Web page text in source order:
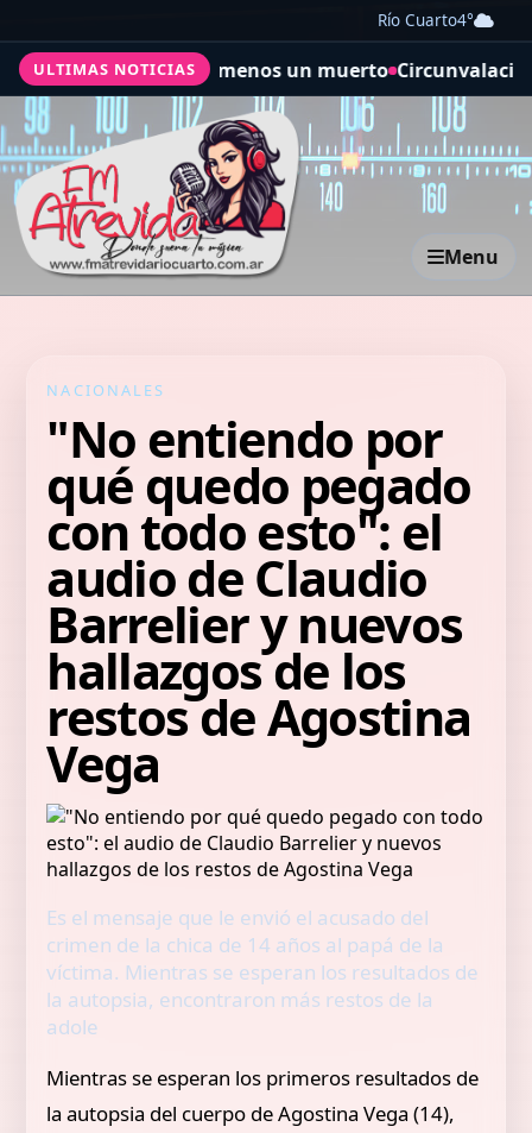
Río Cuarto4°
ULTIMAS NOTICIAS
al menos un muerto Circunvalación de Río
Menu
NACIONALES
"No entiendo por
qué quedo pegado
con todo esto": el
audio de Claudio
Barrelier y nuevos
hallazgos de los
restos de Agostina
Vega
Es el mensaje que le envió el acusado del
crimen de la chica de 14 años al papá de la
víctima. Mientras se esperan los resultados de
la autopsia, encontraron más restos de la
adole
Mientras se esperan los primeros resultados de
la autopsia del cuerpo de Agostina Vega (14),